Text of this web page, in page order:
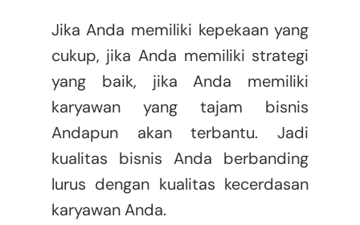
Jika Anda memiliki kepekaan yang
cukup, jika Anda memiliki strategi
yang baik, jika Anda memiliki
karyawan yang tajam bisnis
Andapun akan terbantu. Jadi
kualitas bisnis Anda berbanding
lurus dengan kualitas kecerdasan
karyawan Anda.